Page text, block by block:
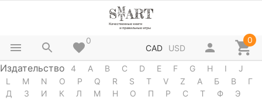
0
CAD USD
0
Издательство 4 A B C D E F G H I
J
L
M N O P Q R S T V Z А Б В
Г
Д
З И К Л М Н О П Р С Т Ф
Э